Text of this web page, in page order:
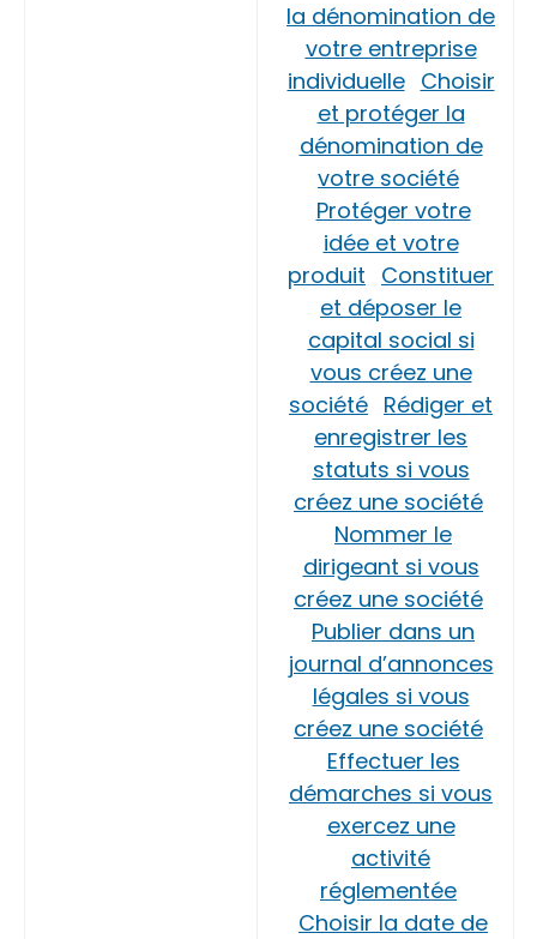
la dénomination de
votre entreprise
individuelle Choisir
et protéger la
dénomination de
votre société
Protéger votre
idée et votre
produit Constituer
et déposer le
capital social si
vous créez une
société Rédiger et
enregistrer les
statuts si vous
créez une société
Nommer le
dirigeant si vous
créez une société
Publier dans un
journal d’annonces
légales si vous
créez une société
Effectuer les
démarches si vous
exercez une
activité
réglementée
Choisir la date de